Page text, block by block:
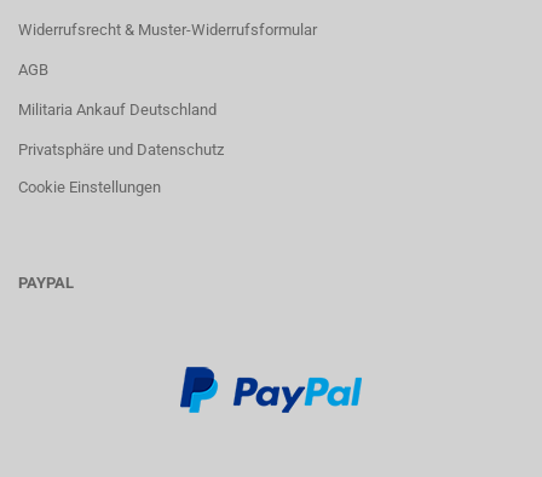
Widerrufsrecht & Muster-Widerrufsformular
AGB
Militaria Ankauf Deutschland
Privatsphäre und Datenschutz
Cookie Einstellungen
PAYPAL